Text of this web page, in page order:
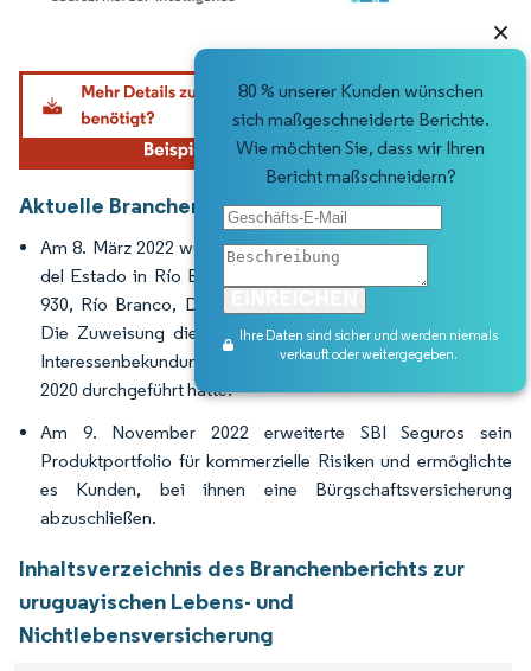
Bild © Mordor Intelligence. Wiederverwendung erfordert Namensnennung gemäß
Aktuelle Branchenentwicklungen
Am 8. März 2022 wurde die Agentur von Banco de Seguros
del Estado in Río Branco, mit Sitz in der Virrey Arredondo
930, Río Branco, Departamento Cerro Largo, eingeweiht.
Die Zuweisung dieser Agentur erfolgte im Rahmen einer
Interessenbekundungsausschreibung, die die BSE im Juli
2020 durchgeführt hatte.
Am 9. November 2022 erweiterte SBI Seguros sein
Produktportfolio für kommerzielle Risiken und ermöglichte
es Kunden, bei ihnen eine Bürgschaftsversicherung
abzuschließen.
Inhaltsverzeichnis des Branchenberichts zur
uruguayischen Lebens- und
Nichtlebensversicherung
×
80 % unserer Kunden wünschen
sich maßgeschneiderte Berichte.
Wie möchten Sie, dass wir Ihren
Bericht maßschneidern?
Ihre Daten sind sicher und werden niemals
verkauft oder weitergegeben.